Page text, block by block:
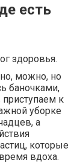
есть
здоровья.
можно, но
баночками,
к
уборке
а
которые
вдоха.